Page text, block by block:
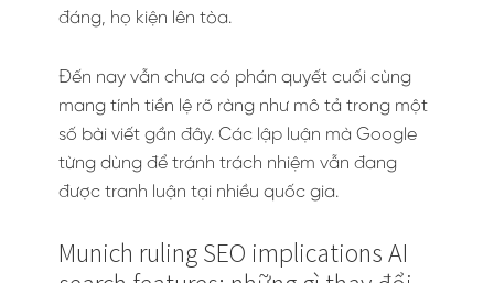
đáng, họ kiện lên tòa.
Đến nay vẫn chưa có phán quyết cuối cùng
mang tính tiền lệ rõ ràng như mô tả trong một
số bài viết gần đây. Các lập luận mà Google
từng dùng để tránh trách nhiệm vẫn đang
được tranh luận tại nhiều quốc gia.
Munich ruling SEO implications AI